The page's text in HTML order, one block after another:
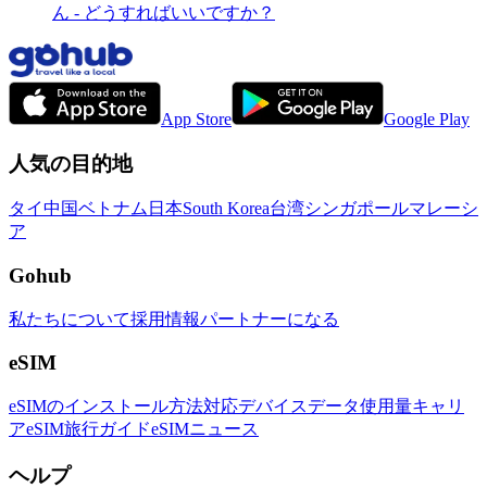
ん - どうすればいいですか？
App Store Google Play
人気の目的地
タイ中国ベトナム 日本South Korea台湾シンガポールマレーシ
ア
Gohub
私たちについて採用情報パートナーになる
eSIM
eSIMのインストール方法対応デバイスデータ使用量キャリ
アeSIM旅行ガイドeSIMニュース
ヘルプ